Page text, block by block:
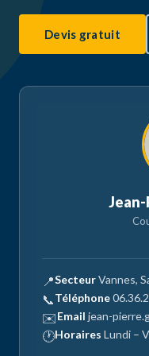
Devis gratuit
📍SecteurVannes,
📞 Téléphone
✉️Email jean-
🕐Horaires Lundi –